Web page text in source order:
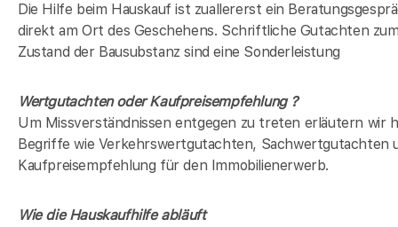
Die Hilfe beim Hauskauf ist zuallererst ein
direkt am Ort des Geschehens. Schriftliche Gutachten
Zustand der Bausubstanz sind eine Sonderleistung
Wertgutachten oder Kaufpreisempfehlung ?
Um Missverständnissen entgegen zu treten erläutern wir
Begriffe wie Verkehrswertgutachten, Sachwertgutachten
Kaufpreisempfehlung für den Immobilienerwerb.
Wie die Hauskaufhilfe abläuft